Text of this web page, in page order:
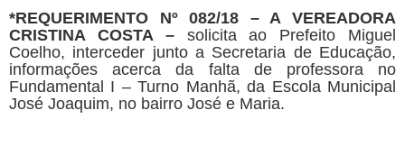
*REQUERIMENTO Nº 082/18 – A VEREADORA
CRISTINA COSTA –solicita ao Prefeito Miguel
Coelho, interceder junto a Secretaria de Educação,
informações acerca da falta de professora no
Fundamental I – Turno Manhã, da Escola Municipal
José Joaquim, no bairro José e Maria.